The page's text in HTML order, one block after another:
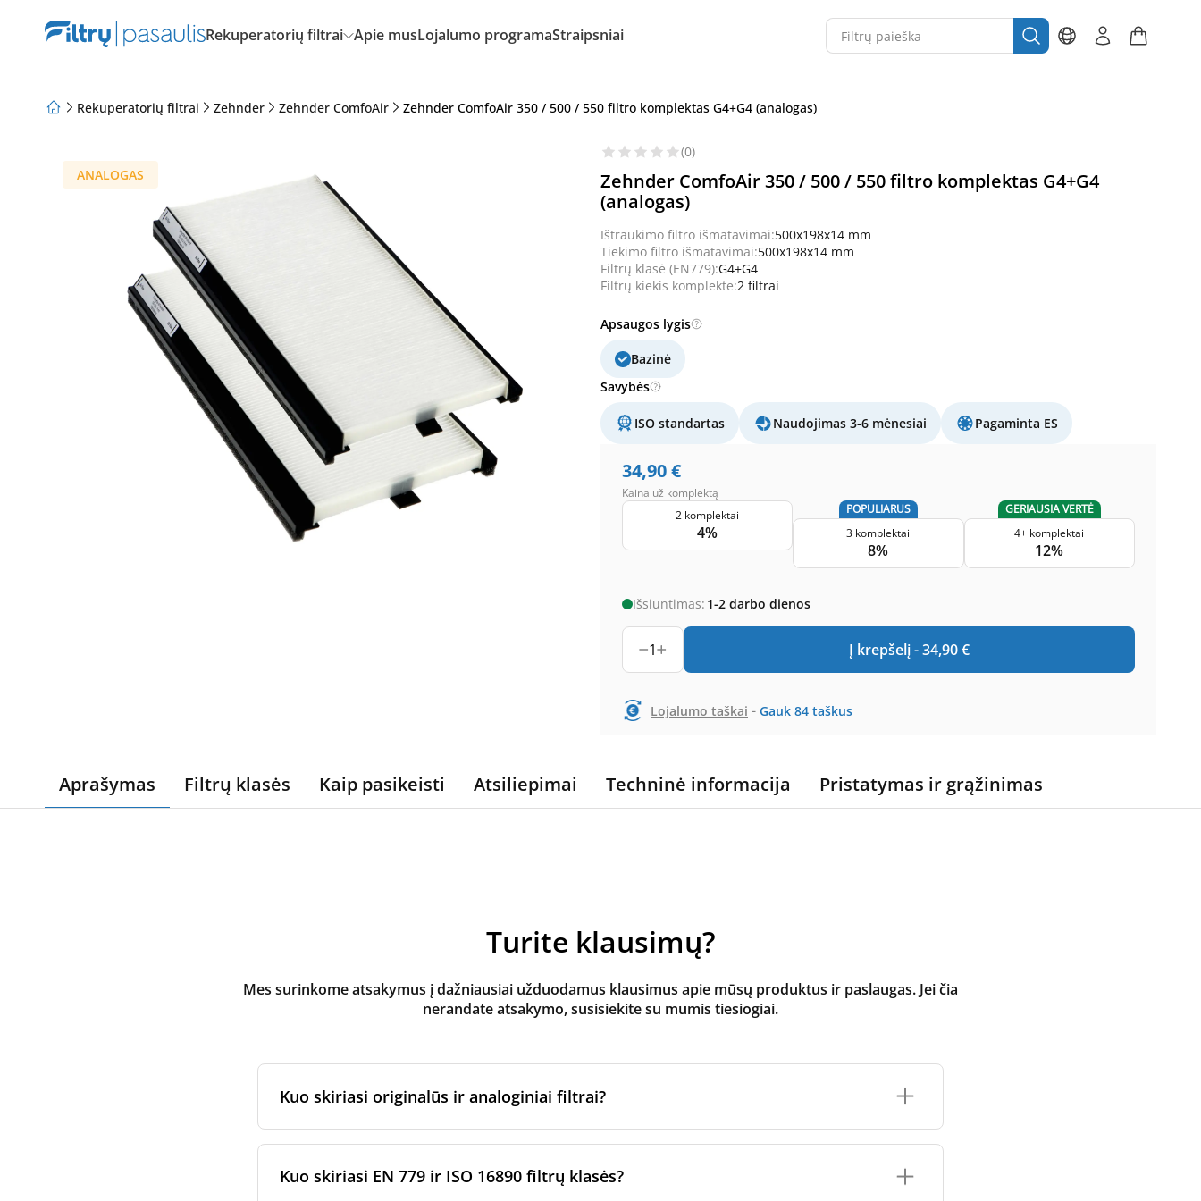
Rekuperatorių filtrai Apie musLojalumo programaStraipsniai
Rekuperatorių filtrai Zehnder Zehnder ComfoAir Zehnder ComfoAir 350 / 500 / 550 filtro komplektas G4+G4 (analogas)
ANALOGAS
(0)
Zehnder ComfoAir 350 / 500 / 550 filtro komplektas G4+G4
(analogas)
Ištraukimo filtro išmatavimai:500x198x14 mm
Tiekimo filtro išmatavimai:500x198x14 mm
Filtrų klasė (EN779):G4+G4
Filtrų kiekis komplekte:2 filtrai
Apsaugos lygis
Bazinė
Savybės
ISO standartas Naudojimas 3-6 mėnesiai Pagaminta ES
34,90€
Kaina už komplektą
2 komplektai
4%
POPULIARUS
3 komplektai
8%
GERIAUSIA VERTĖ
4+ komplektai
12%
Išsiuntimas: 1-2 darbo dienos
1 Į krepšelį -34,90€
Lojalumo taškai - Gauk 84 taškus
Aprašymas Filtrų klasės Kaip pasikeisti Atsiliepimai Techninė informacija Pristatymas ir grąžinimas
Turite klausimų?
Mes surinkome atsakymus į dažniausiai užduodamus klausimus apie mūsų produktus ir paslaugas. Jei čia
nerandate atsakymo, susisiekite su mumis tiesiogiai.
Kuo skiriasi originalūs ir analoginiai filtrai?
arba jam skirtų filtrų per sertifikuotus gamybos partnerius. Jie laikosi konkrečių prekės ženklo
Kuo skiriasi EN 779 ir ISO 16890 filtrų klasės?